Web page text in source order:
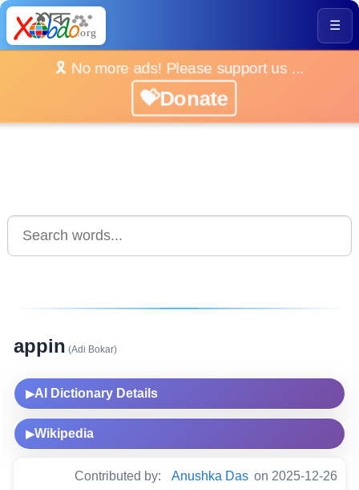
☰
🎗️ No more ads! Please support us ...
💝Donate
appin (Adi Bokar)
▶AI Dictionary Details
▶Wikipedia
Contributed by: Anushka Das on 2025-12-26